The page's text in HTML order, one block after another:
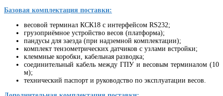
Базовая комплектация поставки:
весовой терминал КСК18 с интерфейсом RS232;
грузоприёмное устройство весов (платформа);
пандусы для заезда (при надземной комплектации);
комплект тензометрических датчиков с узлами встройки;
клеммные коробки, кабельная разводка;
соединительный кабель между ГПУ и весовым терминалом (10
м);
технический паспорт и руководство по эксплуатации весов.